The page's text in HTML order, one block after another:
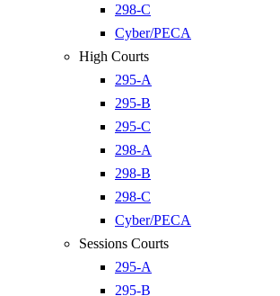
298-C
Cyber/PECA
High Courts
295-A
295-B
295-C
298-A
298-B
298-C
Cyber/PECA
Sessions Courts
295-A
295-B